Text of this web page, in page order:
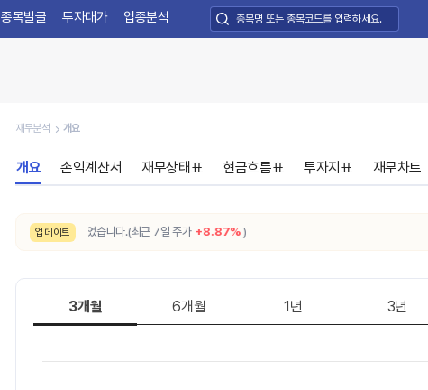
종목발굴 투자대가 업종분석
재무분석 개요
개요 손익계산서 재무상태표 현금흐름표 투자지표 재무차트
업데이트
으로 전환되었습니다.(최근 7일 주가+8.87% )
3개월 6개월 1년 3년